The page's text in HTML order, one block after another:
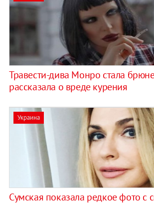
Травести-дива Монро стала
рассказала о вреде курения
Украина
Сумская показала редкое фото с